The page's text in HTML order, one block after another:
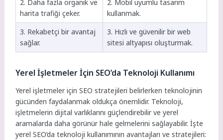
2. Daha fazla organik ve
harita trafiği çeker.
2. Mobil uyumlu tasarım
kullanmak.
3. Rekabetçi bir avantaj
sağlar.
3. Hızlı ve güvenilir bir web
sitesi altyapısı oluşturmak.
Yerel İşletmeler İçin SEO’da Teknoloji Kullanımı
Yerel işletmeler için SEO stratejileri belirlerken teknolojinin
gücünden faydalanmak oldukça önemlidir. Teknoloji,
işletmelerin dijital varlıklarını güçlendirebilir ve yerel
aramalarda daha görünür hale gelmelerini sağlayabilir. İşte
yerel SEO’da teknoloji kullanımının avantajları ve stratejileri: